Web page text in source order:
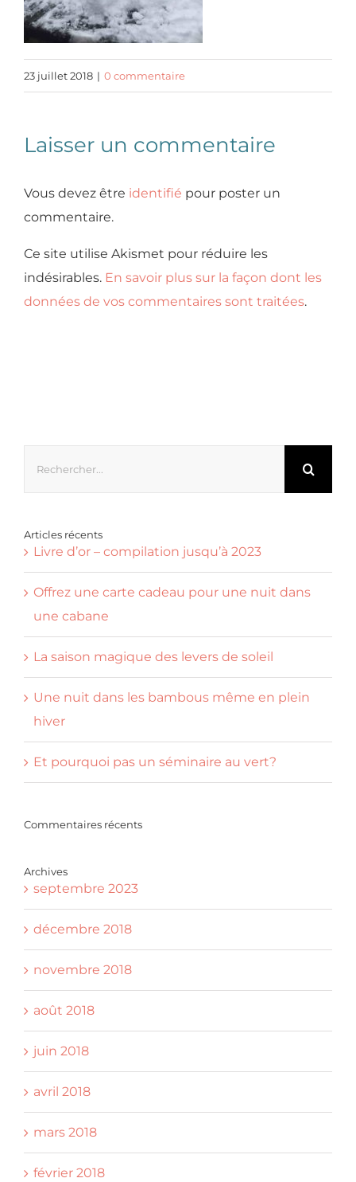
23 juillet 2018 | 0 commentaire
Laisser un commentaire
Vous devez être identifié pour poster un
commentaire.
Ce site utilise Akismet pour réduire les
indésirables. En savoir plus sur la façon dont les
données de vos commentaires sont traitées.
Articles récents
Livre d’or – compilation jusqu’à 2023
Offrez une carte cadeau pour une nuit dans
une cabane
La saison magique des levers de soleil
Une nuit dans les bambous même en plein
hiver
Et pourquoi pas un séminaire au vert?
Commentaires récents
Archives
septembre 2023
décembre 2018
novembre 2018
août 2018
juin 2018
avril 2018
mars 2018
février 2018